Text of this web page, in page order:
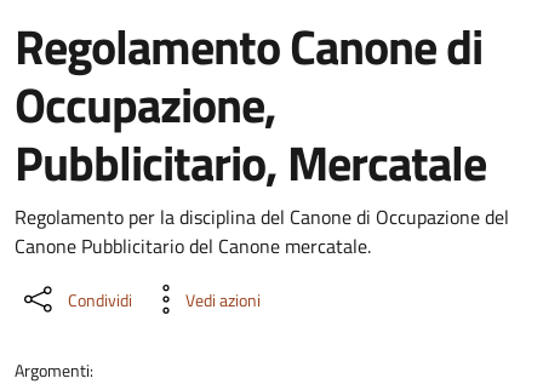
Regolamento Canone di
Occupazione,
Pubblicitario, Mercatale
Dettaglio del documento
Regolamento per la disciplina del Canone di Occupazione del
Canone Pubblicitario del Canone mercatale.
Condividi Vedi azioni
Argomenti: